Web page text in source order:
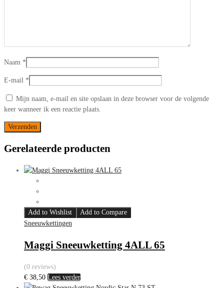
Naam *
E-mail *
Mijn naam, e-mail en site opslaan in deze browser voor de volgende
keer wanneer ik een reactie plaats.
Gerelateerde producten
Add to Wishlist
Add to Compare
Sneeuwkettingen
Maggi Sneeuwketting 4ALL 65
(0 reviews)
€ 38,50 Lees verder